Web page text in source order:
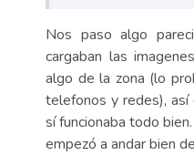
Nos paso algo
cargaban las
algo de la zona (lo
telefonos y redes), así
sí funcionaba todo
empezó a andar bien